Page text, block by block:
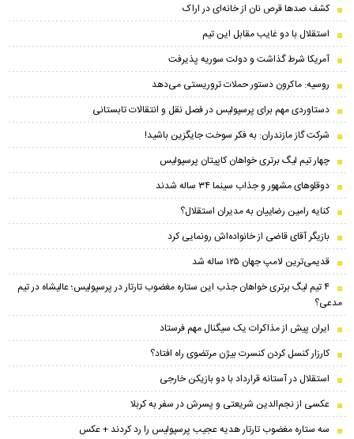
کشف صدها قرص نان از خانه‌ای در اراک
استقلال با دو غایب مقابل این تیم
آمریکا شرط گذاشت و دولت سوریه پذیرفت
روسیه: ماکرون دستور حملات تروریستی می‌دهد
دستاوردی مهم برای پرسپولیس در فصل نقل و انتقالات تابستانی
شرکت گاز مازندران: به فکر سوخت جایگزین باشید!
چهار تیم لیگ برتری خواهان کاپیتان پرسپولیس
دوقلوهای مشهور و جذاب سینما ۳۴ ساله شدند
کنایه رامین رضاییان به مدیران استقلال؟
بازیگر آقای قاضی از خانواده‌اش رونمایی کرد
قدیمی‌ترین لامپ جهان ۱۲۵ ساله شد
۴ تیم لیگ برتری خواهان جذب این ستاره مغضوب تارتار در پرسپولیس؛‌ عالیشاه در تیم
مدعی؟
ایران پیش از مذاکرات یک سیگنال مهم فرستاد
کارزار کنسل کردن کنسرت بیژن مرتضوی راه افتاد؟
استقلال در آستانه قرارداد با دو بازیکن خارجی
عکسی از نجم‌الدین شریعتی و پسرش در سفر به کربلا
سه ستاره مغضوب تارتار هدیه عجیب پرسپولیس را رد کردند + عکس